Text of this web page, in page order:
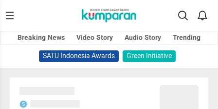
Breaking News Video Story Audio Story
Trending
SATU Indonesia Awards
Green Initiative
S